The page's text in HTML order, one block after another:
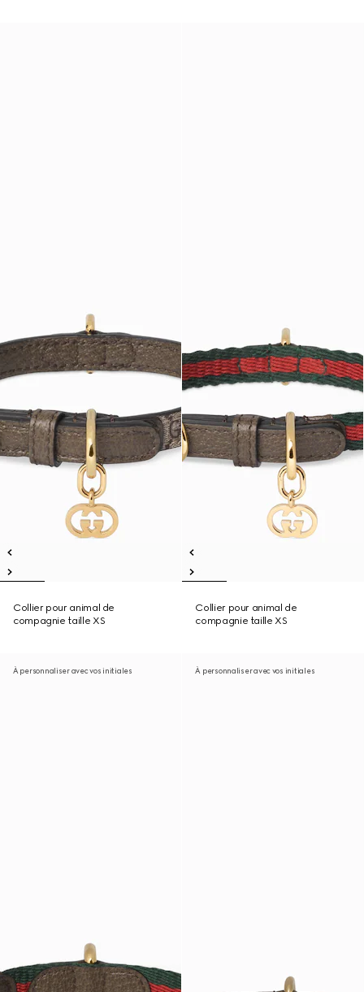
Collier pour animal de
compagnie taille XS
Collier pour animal de
compagnie taille XS
À personnaliser avec vos initiales À personnaliser avec vos initiales